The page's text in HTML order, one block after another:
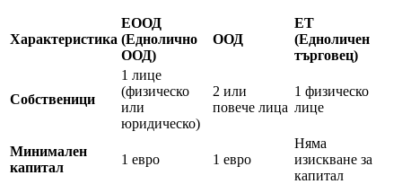
Характеристика
ЕООД
(Еднолично
ООД)
ООД
ЕТ
(Едноличен
търговец)
Собственици
1 лице
(физическо
или
юридическо)
2 или
повече лица
1 физическо
лице
Минимален
капитал
1 евро 1 евро
Няма
изискване за
капитал